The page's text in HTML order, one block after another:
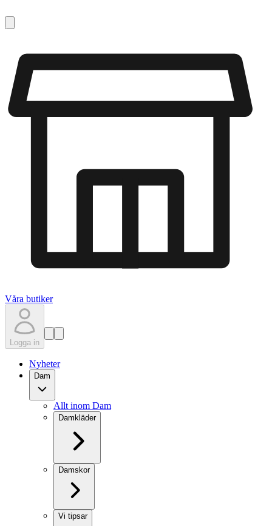
Våra butiker
Logga in
Nyheter
Dam
Allt inom Dam
Damkläder
Damskor
Vi tipsar